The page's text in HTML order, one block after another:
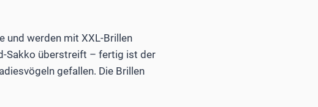
und werden mit XXL-Brillen
Sakko überstreift – fertig ist der
gefallen. Die Brillen